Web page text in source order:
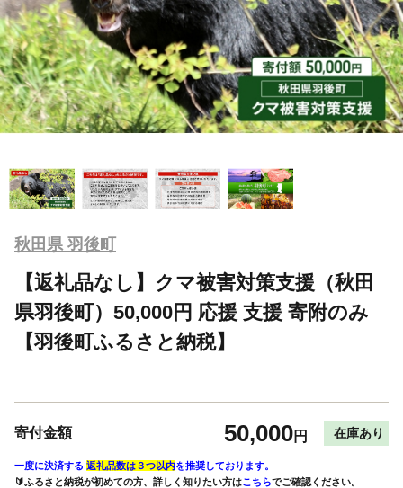
秋田県 羽後町
【返礼品なし】クマ被害対策支援（秋田
県羽後町）50,000円 応援 支援 寄附のみ
【羽後町ふるさと納税】
寄付金額 50,000円 在庫あり
一度に決済する 返礼品数は３つ以内を推奨しております。
🔰ふるさと納税が初めての方、詳しく知りたい方はこちらでご確認ください。